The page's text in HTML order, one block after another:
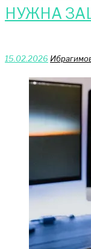
НУЖНА
15.02.2026